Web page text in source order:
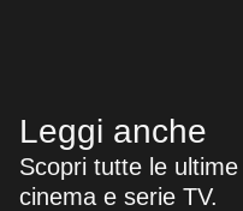
Leggi anche
Scopri tutte le
cinema e serie TV.